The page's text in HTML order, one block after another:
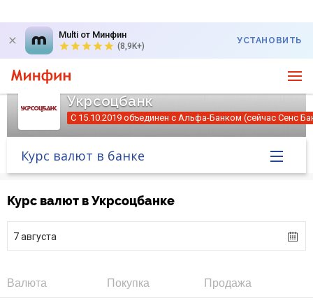
Multi от Минфин
(8,9K+)
УСТАНОВИТЬ
Укрсоцбанк
С 15.10.2019 объединен с Альфа-Банком (сейчас Сенс
Банк в новостях
Курс валют в банке
Вопросы банку
Курс валют в Укрсоцбанке
7 августа
Валюта Покупка Продажа